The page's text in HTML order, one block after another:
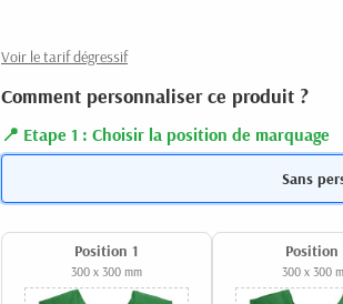
Voir le tarif dégressif
Comment personnaliser ce produit ?
Etape 1 : Choisir la position de marquage
Sans
Position 1
300 x 300 mm
Position
300 x 300